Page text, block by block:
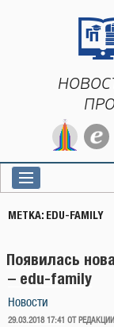
МЕТКА: EDU-FAMILY
Появилась
– edu-family
Новости
ОПУБЛИКОВАНО
29.03.2018 17:41 ОТ РЕДАКЦИИ